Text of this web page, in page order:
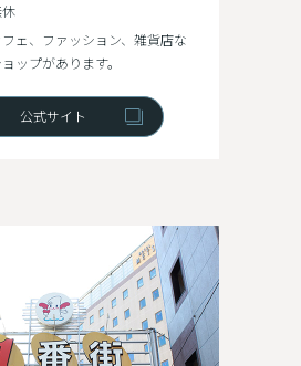
ェ、ファッション、雑貨店な
ップがあります。
公式サイト